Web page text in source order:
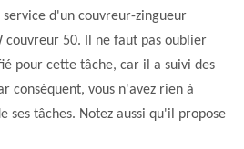
d'un couvreur-zingueur
couvreur 50. Il ne faut pas oublier
pour cette tâche, car il a suivi des
conséquent, vous n'avez rien à
ses tâches. Notez aussi qu'il propose